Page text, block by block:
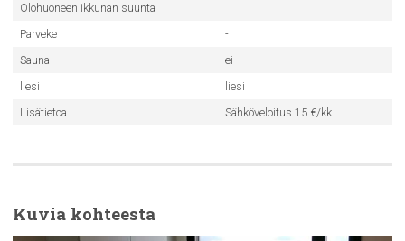
Olohuoneen ikkunan suunta
Parveke
-
Sauna
ei
liesi
liesi
Lisätietoa
Sähköveloitus 15 €/kk
Kuvia kohteesta